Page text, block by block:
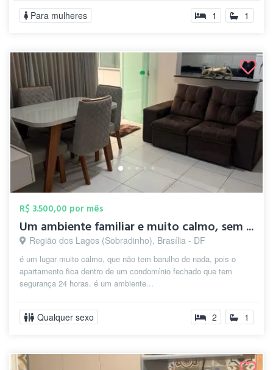
Para mulheres 1 1
R$ 3.500,00 por mês
Um ambiente familiar e muito calmo, sem ...
Região dos Lagos (Sobradinho), Brasília - DF
é um lugar muito calmo, que não tem barulho de nada, pois o
apartamento fica dentro de um condomínio fechado que tem
segurança 24 horas. é um ambiente...
Qualquer sexo 2 1